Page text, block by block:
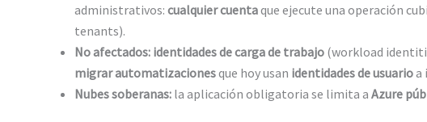
administrativos: cualquier cuentaque ejecute una operación
tenants).
No afectados: identidades de carga de trabajo (workload
migrar automatizacionesque hoy usan identidades de usuarioa
Nubes soberanas: la aplicación obligatoria se limita a Azure